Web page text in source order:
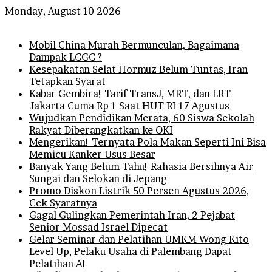
Monday, August 10 2026
Mobil China Murah Bermunculan, Bagaimana
Dampak LCGC ?
Kesepakatan Selat Hormuz Belum Tuntas, Iran
Tetapkan Syarat
Kabar Gembira! Tarif TransJ, MRT, dan LRT
Jakarta Cuma Rp 1 Saat HUT RI 17 Agustus
Wujudkan Pendidikan Merata, 60 Siswa Sekolah
Rakyat Diberangkatkan ke OKI
Mengerikan! Ternyata Pola Makan Seperti Ini Bisa
Memicu Kanker Usus Besar
Banyak Yang Belum Tahu! Rahasia Bersihnya Air
Sungai dan Selokan di Jepang
Promo Diskon Listrik 50 Persen Agustus 2026,
Cek Syaratnya
Gagal Gulingkan Pemerintah Iran, 2 Pejabat
Senior Mossad Israel Dipecat
Gelar Seminar dan Pelatihan UMKM Wong Kito
Level Up, Pelaku Usaha di Palembang Dapat
Pelatihan AI